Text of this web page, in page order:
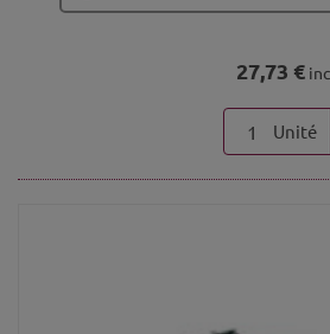
27,73 €
Unité